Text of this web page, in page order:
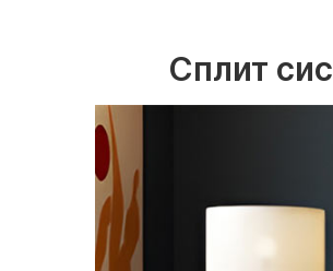
Сплит